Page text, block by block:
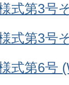
式第3号
式第3号
式第6号